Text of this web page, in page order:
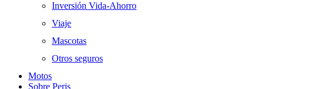
Inversión Vida-Ahorro
Viaje
Mascotas
Otros seguros
Motos
Sobre Peris